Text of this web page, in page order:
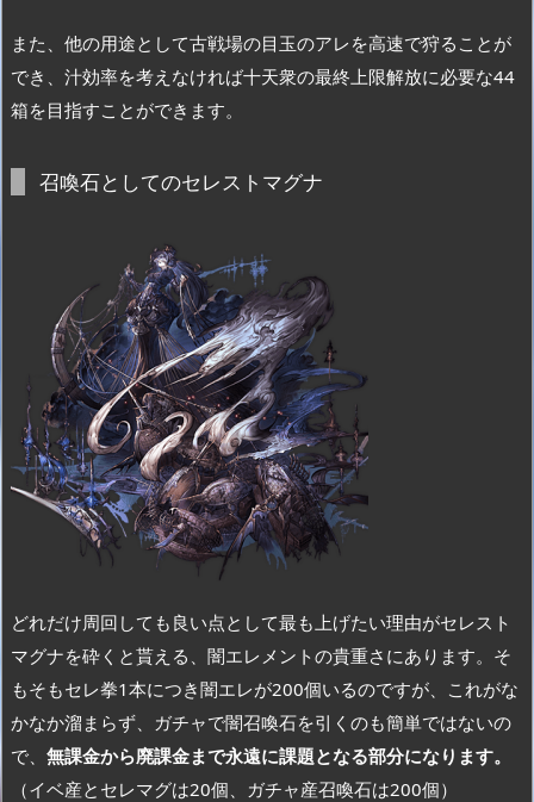
また、他の用途として古戦場の目玉のアレを高速で狩ることが
でき、汁効率を考えなければ十天衆の最終上限解放に必要な44
箱を目指すことができます。
召喚石としてのセレストマグナ
どれだけ周回しても良い点として最も上げたい理由がセレスト
マグナを砕くと貰える、闇エレメントの貴重さにあります。そ
もそもセレ拳1本につき闇エレが200個いるのですが、これがな
かなか溜まらず、ガチャで闇召喚石を引くのも簡単ではないの
で、 無課金から廃課金まで永遠に課題となる部分になります。
（イベ産とセレマグは20個、ガチャ産召喚石は200個）